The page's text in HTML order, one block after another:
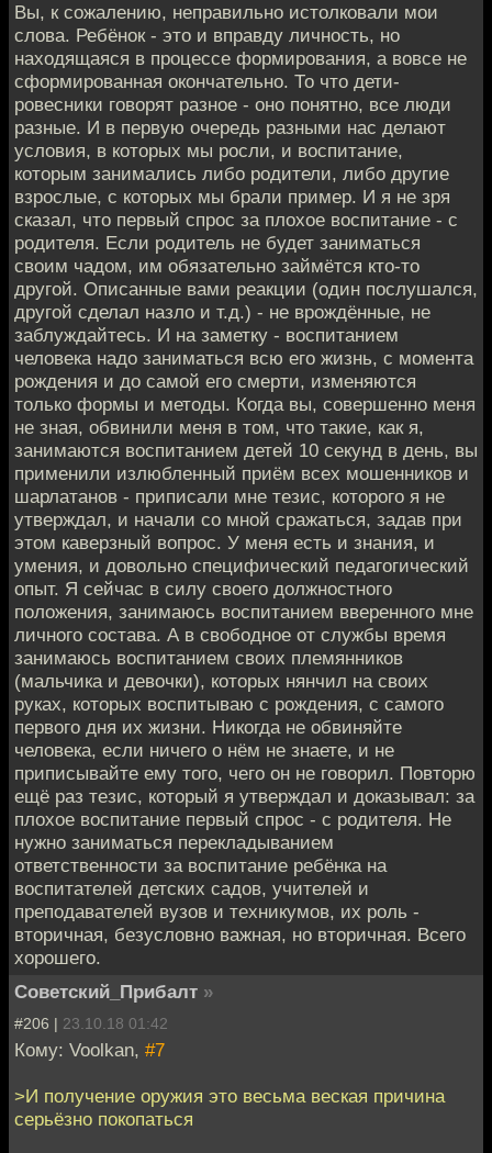
Вы, к сожалению, неправильно истолковали мои
слова. Ребёнок - это и вправду личность, но
находящаяся в процессе формирования, а вовсе не
сформированная окончательно. То что дети-
ровесники говорят разное - оно понятно, все люди
разные. И в первую очередь разными нас делают
условия, в которых мы росли, и воспитание,
которым занимались либо родители, либо другие
взрослые, с которых мы брали пример. И я не зря
сказал, что первый спрос за плохое воспитание - с
родителя. Если родитель не будет заниматься
своим чадом, им обязательно займётся кто-то
другой. Описанные вами реакции (один послушался,
другой сделал назло и т.д.) - не врождённые, не
заблуждайтесь. И на заметку - воспитанием
человека надо заниматься всю его жизнь, с момента
рождения и до самой его смерти, изменяются
только формы и методы. Когда вы, совершенно меня
не зная, обвинили меня в том, что такие, как я,
занимаются воспитанием детей 10 секунд в день, вы
применили излюбленный приём всех мошенников и
шарлатанов - приписали мне тезис, которого я не
утверждал, и начали со мной сражаться, задав при
этом каверзный вопрос. У меня есть и знания, и
умения, и довольно специфический педагогический
опыт. Я сейчас в силу своего должностного
положения, занимаюсь воспитанием вверенного мне
личного состава. А в свободное от службы время
занимаюсь воспитанием своих племянников
(мальчика и девочки), которых нянчил на своих
руках, которых воспитываю с рождения, с самого
первого дня их жизни. Никогда не обвиняйте
человека, если ничего о нём не знаете, и не
приписывайте ему того, чего он не говорил. Повторю
ещё раз тезис, который я утверждал и доказывал: за
плохое воспитание первый спрос - с родителя. Не
нужно заниматься перекладыванием
ответственности за воспитание ребёнка на
воспитателей детских садов, учителей и
преподавателей вузов и техникумов, их роль -
вторичная, безусловно важная, но вторичная. Всего
хорошего.
Советский_Прибалт »
#206 | 23.10.18 01:42
Кому: Voolkan, #7
>И получение оружия это весьма веская причина
серьёзно покопаться